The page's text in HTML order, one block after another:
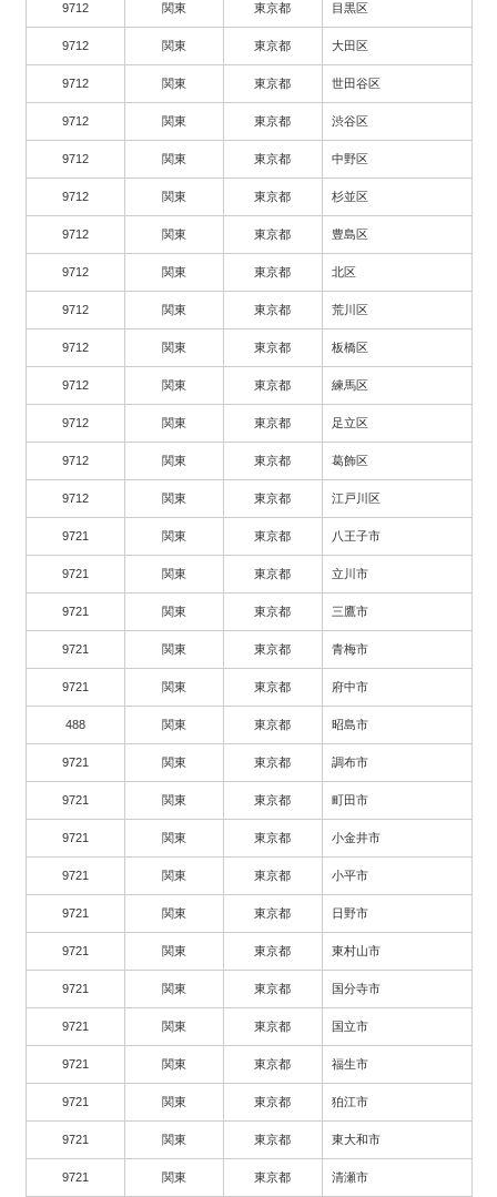
9712 関東 東京都 目黒区
9712 関東 東京都 大田区
9712 関東 東京都 世田谷区
9712 関東 東京都 渋谷区
9712 関東 東京都 中野区
9712 関東 東京都 杉並区
9712 関東 東京都 豊島区
9712 関東 東京都 北区
9712 関東 東京都 荒川区
9712 関東 東京都 板橋区
9712 関東 東京都 練馬区
9712 関東 東京都 足立区
9712 関東 東京都 葛飾区
9712 関東 東京都 江戸川区
9721 関東 東京都 八王子市
9721 関東 東京都 立川市
9721 関東 東京都 三鷹市
9721 関東 東京都 青梅市
9721 関東 東京都 府中市
488 関東 東京都 昭島市
9721 関東 東京都 調布市
9721 関東 東京都 町田市
9721 関東 東京都 小金井市
9721 関東 東京都 小平市
9721 関東 東京都 日野市
9721 関東 東京都 東村山市
9721 関東 東京都 国分寺市
9721 関東 東京都 国立市
9721 関東 東京都 福生市
9721 関東 東京都 狛江市
9721 関東 東京都 東大和市
9721 関東 東京都 清瀬市